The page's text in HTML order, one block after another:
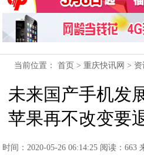
当前位置：首页 >重庆快讯网 > 资
未来国产手机发
苹果再不改变要
时间：2020-05-26 06:14:25 阅读：663